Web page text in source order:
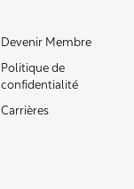
Devenir Membre
Politique de
confidentialité
Carrières